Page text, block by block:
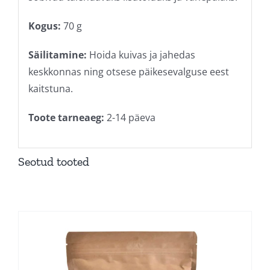
Kogus: 70 g
Säilitamine: Hoida kuivas ja jahedas
keskkonnas ning otsese päikesevalguse eest
kaitstuna.
Toote tarneaeg: 2-14 päeva
Seotud tooted